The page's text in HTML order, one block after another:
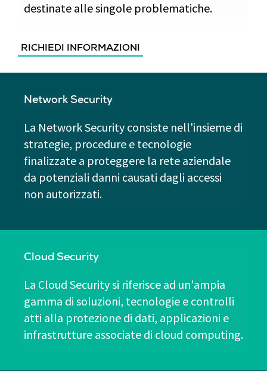
destinate alle singole problematiche.
RICHIEDI INFORMAZIONI
Network Security
La Network Security consiste nell'insieme di
strategie, procedure e tecnologie
finalizzate a proteggere la rete aziendale
da potenziali danni causati dagli accessi
non autorizzati.
Cloud Security
La Cloud Security si riferisce ad un'ampia
gamma di soluzioni, tecnologie e controlli
atti alla protezione di dati, applicazioni e
infrastrutture associate di cloud computing.